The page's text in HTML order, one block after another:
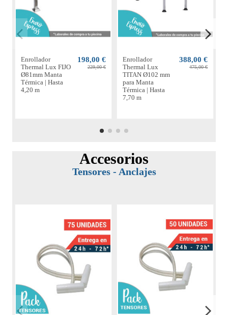
Enrollador
Thermal Lux FIJO
Ø81mm Manta
Térmica | Hasta
4,20 m
198,00 €
229,00 €
Enrollador
Thermal Lux
TITAN Ø102 mm
para Manta
Térmica | Hasta
7,70 m
388,00 €
475,00 €
Accesorios
Tensores - Anclajes